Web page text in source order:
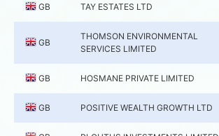
GB TAY ESTATES LTD
GB
THOMSON ENVIRONMENTAL
SERVICES LIMITED
GB HOSMANE PRIVATE LIMITED
GB POSITIVE WEALTH GROWTH LTD